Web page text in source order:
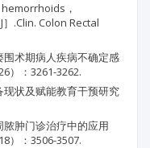
，
.Clin. Colon Rectal
术期病人疾病不确定感
）：3261-3262.
状及赋能教育干预研究
肿门诊治疗中的应用
）：3506-3507.